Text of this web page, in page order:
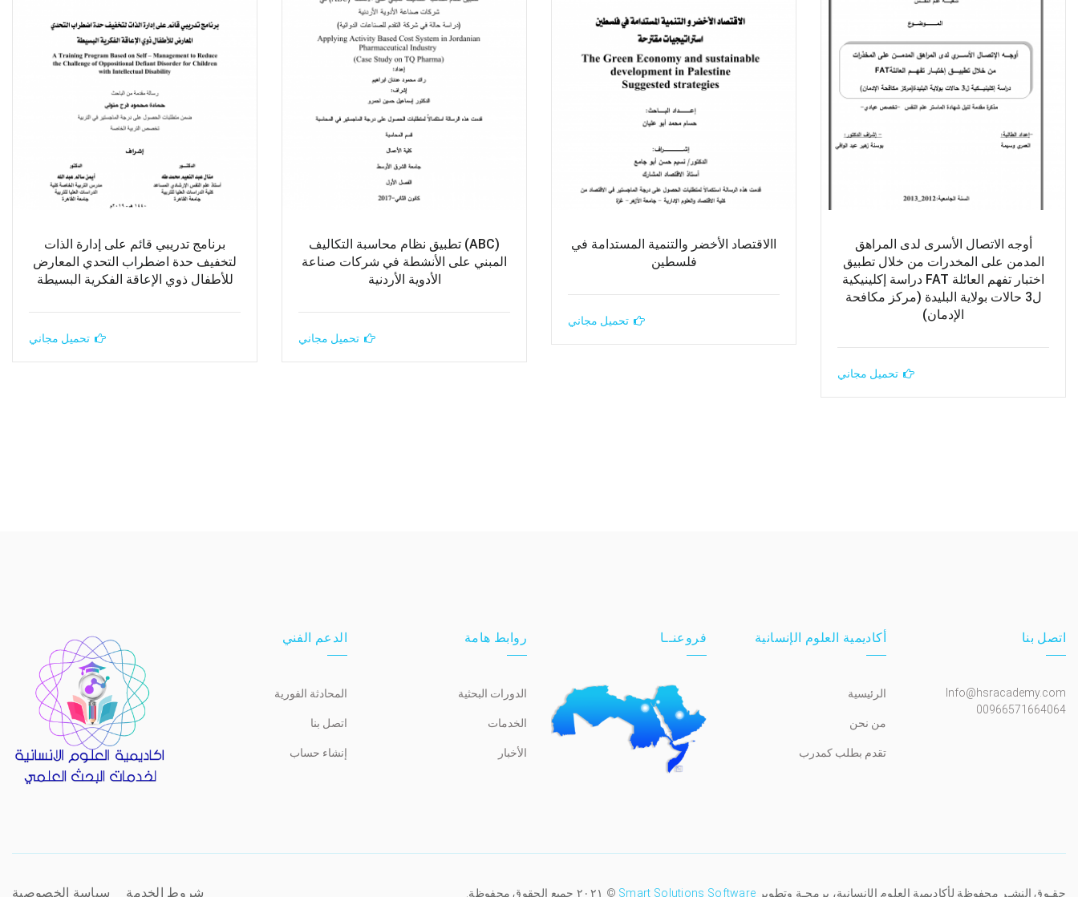
أوجه الاتصال الأسرى لدى المراهق
المدمن على المخدرات من خلال تطبيق
اختبار تفهم العائلة FAT دراسة إكلينيكية
ل3 حالات بولاية البليدة (مركز مكافحة
الإدمان)
تحميل مجاني
االاقتصاد الأخضر والتنمية المستدامة في
فلسطين
تحميل مجاني
(ABC) تطبيق نظام محاسبة التكاليف
المبني على الأنشطة في شركات صناعة
الأدوية الأردنية
تحميل مجاني
برنامج تدريبي قائم على إدارة الذات
لتخفيف حدة اضطراب التحدي المعارض
للأطفال ذوي الإعاقة الفكرية البسيطة
تحميل مجاني
اتصل بنا
Info@hsracademy.com
00966571664064
أكاديمية العلوم الإنسانية
الرئيسية
من نحن
تقدم بطلب كمدرب
فروعنــا روابط هامة
الدورات البحثية
الخدمات
الأخبار
الدعم الفني
المحادثة الفورية
اتصل بنا
إنشاء حساب
حقـوق النشـر محفوظة لأكاديمية العلوم الإنسانية، برمجـة وتطوير Smart Solutions Software © ٢٠٢١ جميع الحقوق محفوظة. شروط الخدمة سياسة الخصوصية